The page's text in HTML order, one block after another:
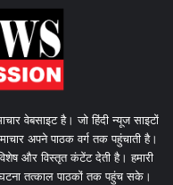
वेबसाइट है। जो हिंदी न्यूज साइटों
अपने पाठक वर्ग तक पहुंचाती है।
और विस्तृत कंटेंट देती है। हमारी
तत्काल पाठकों तक पहुंच सके।